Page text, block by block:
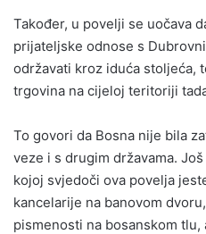
Također, u povelji se uočava
prijateljske odnose s
održavati kroz iduća stoljeća,
trgovina na cijeloj teritoriji
To govori da Bosna nije bila
veze i s drugim državama.
kojoj svjedoči ova povelja
kancelarije na banovom
pismenosti na bosanskom tlu,